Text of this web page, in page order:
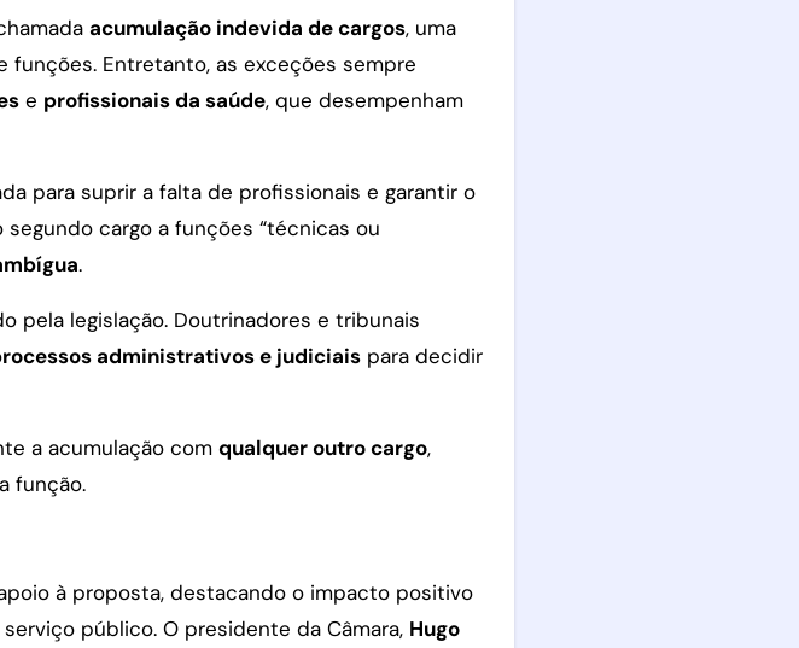
acumulação indevida de cargos, uma
Entretanto, as exceções sempre
e profissionais da saúde, que desempenham
para suprir a falta de profissionais e garantir o
cargo a funções “técnicas ou
.
pela legislação. Doutrinadores e tribunais
administrativos e judiciais para decidir
a acumulação com qualquer outro cargo,
função.
à proposta, destacando o impacto positivo
público. O presidente da Câmara, Hugo